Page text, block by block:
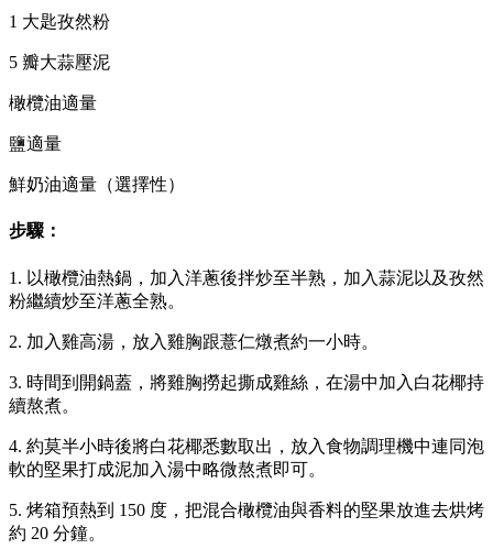
1 大匙孜然粉
5 瓣大蒜壓泥
橄欖油適量
鹽適量
鮮奶油適量（選擇性）
步驟：
1. 以橄欖油熱鍋，加入洋蔥後拌炒至半熟，加入蒜泥以及孜然
粉繼續炒至洋蔥全熟。
2. 加入雞高湯，放入雞胸跟薏仁燉煮約一小時。
3. 時間到開鍋蓋，將雞胸撈起撕成雞絲，在湯中加入白花椰持
續熬煮。
4. 約莫半小時後將白花椰悉數取出，放入食物調理機中連同泡
軟的堅果打成泥加入湯中略微熬煮即可。
5. 烤箱預熱到 150 度，把混合橄欖油與香料的堅果放進去烘烤
約 20 分鐘。